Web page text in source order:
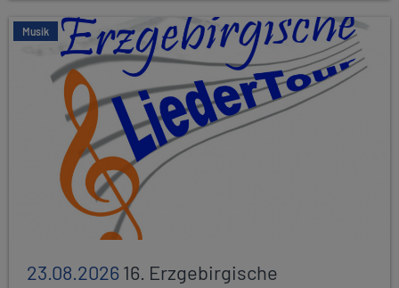
Musik
23.08.202616. Erzgebirgische